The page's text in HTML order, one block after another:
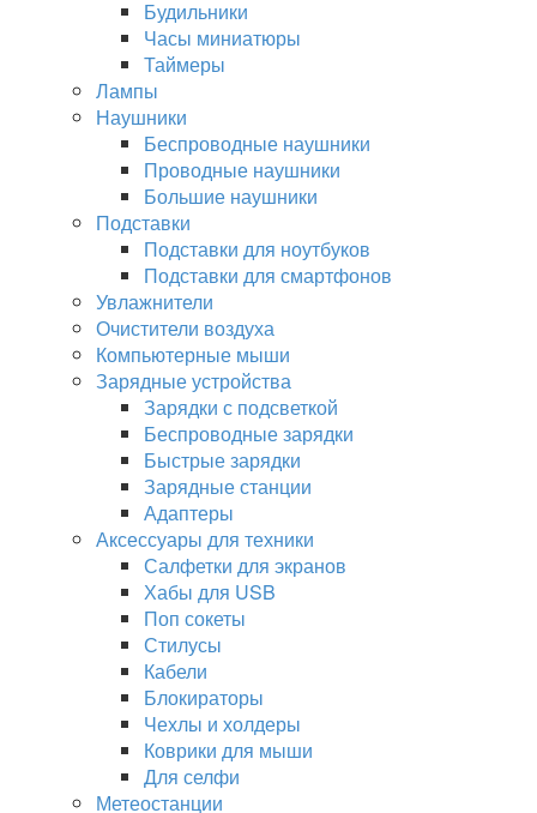
Будильники
Часы миниатюры
Таймеры
Лампы
Наушники
Беспроводные наушники
Проводные наушники
Большие наушники
Подставки
Подставки для ноутбуков
Подставки для смартфонов
Увлажнители
Очистители воздуха
Компьютерные мыши
Зарядные устройства
Зарядки с подсветкой
Беспроводные зарядки
Быстрые зарядки
Зарядные станции
Адаптеры
Аксессуары для техники
Салфетки для экранов
Хабы для USB
Поп сокеты
Стилусы
Кабели
Блокираторы
Чехлы и холдеры
Коврики для мыши
Для селфи
Метеостанции